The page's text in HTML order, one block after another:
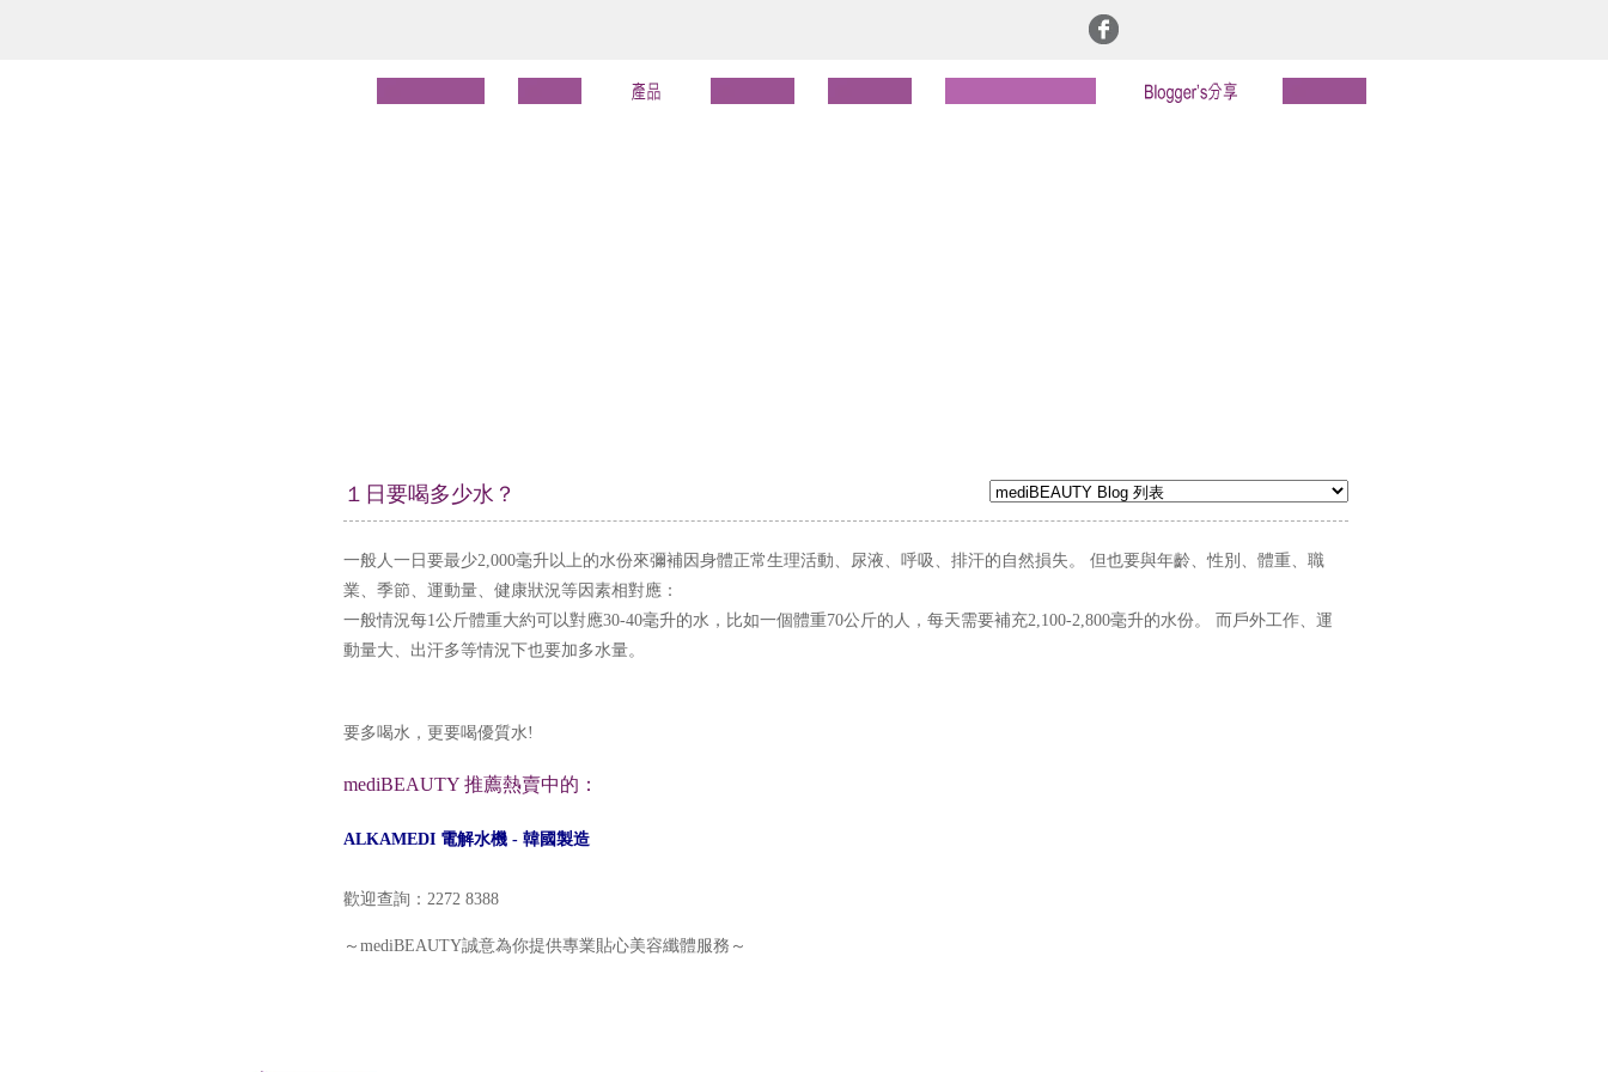
１日要喝多少水？
一般人一日要最少2,000毫升以上的水份來彌補因身體正常生理活動、尿液、呼吸、排汗的自然損失。 但也要與年齡、性別、體重、職
業、季節、運動量、健康狀況等因素相對應：
一般情況每1公斤體重大約可以對應30-40毫升的水，比如一個體重70公斤的人，每天需要補充2,100-2,800毫升的水份。 而戶外工作、運
動量大、出汗多等情況下也要加多水量。
要多喝水，更要喝優質水!
mediBEAUTY 推薦熱賣中的：
ALKAMEDI 電解水機 - 韓國製造
歡迎查詢：2272 8388
～mediBEAUTY誠意為你提供專業貼心美容纖體服務～